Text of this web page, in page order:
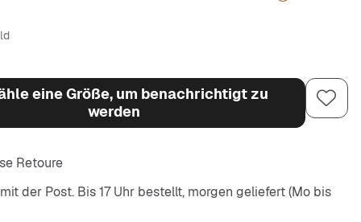
eine Größe, um benachrichtigt zu
werden
Retoure
der Post. Bis 17 Uhr bestellt, morgen geliefert (Mo bis